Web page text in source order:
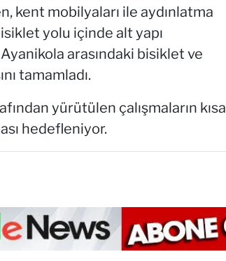
kent mobilyaları ile aydınlatma
yolu içinde alt yapı
arasındaki bisiklet ve
tamamladı.
yürütülen çalışmaların kısa
hedefleniyor.